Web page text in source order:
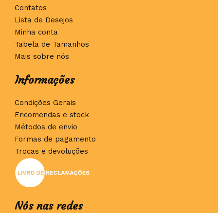
Contatos
Lista de Desejos
Minha conta
Tabela de Tamanhos
Mais sobre nós
Informações
Condições Gerais
Encomendas e stock
Métodos de envio
Formas de pagamento
Trocas e devoluções
Nós nas redes